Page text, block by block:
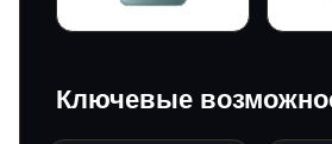
Ключевые